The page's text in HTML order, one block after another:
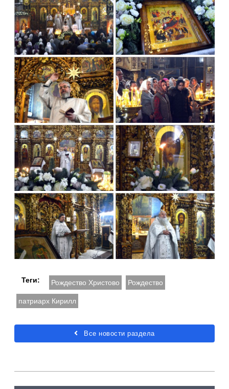
Теги: Рождество Христово Рождество
патриарх Кирилл
Все новости раздела